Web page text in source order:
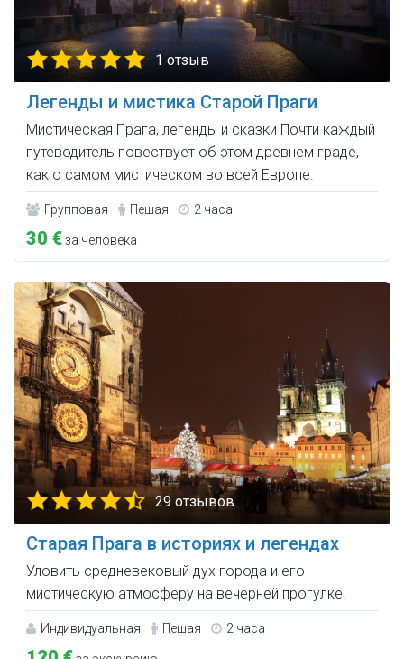
1 отзыв
Легенды и мистика Старой Праги
Мистическая Прага, легенды и сказки Почти каждый
путеводитель повествует об этом древнем граде,
как о самом мистическом во всей Европе.
Групповая Пешая 2 часа
30 €за человека
29 отзывов
Старая Прага в историях и легендах
Уловить средневековый дух города и его
мистическую атмосферу на вечерней прогулке.
Индивидуальная Пешая 2 часа